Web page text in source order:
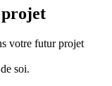
projet
votre futur projet
soi.